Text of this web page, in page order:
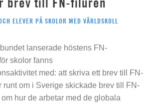
ELEVER PÅ SKOLOR MED VÄRLDSKOLL
lanserade höstens FN-
skolor fanns
med: att skriva ett brev till FN-
runt om i Sverige skickade brev till FN-
hur de arbetar med de globala